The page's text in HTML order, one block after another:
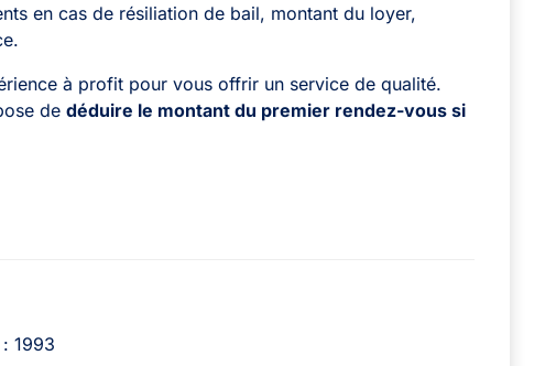
en cas de résiliation de bail, montant du loyer,
à profit pour vous offrir un service de qualité.
de déduire le montant du premier rendez-vous si
1993